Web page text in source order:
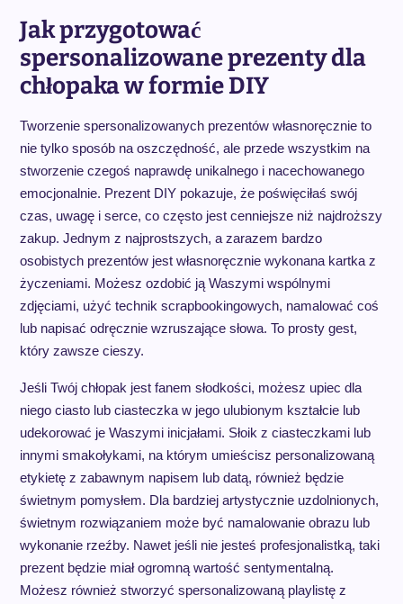
Jak przygotować
spersonalizowane prezenty dla
chłopaka w formie DIY
Tworzenie spersonalizowanych prezentów własnoręcznie to
nie tylko sposób na oszczędność, ale przede wszystkim na
stworzenie czegoś naprawdę unikalnego i nacechowanego
emocjonalnie. Prezent DIY pokazuje, że poświęciłaś swój
czas, uwagę i serce, co często jest cenniejsze niż najdroższy
zakup. Jednym z najprostszych, a zarazem bardzo
osobistych prezentów jest własnoręcznie wykonana kartka z
życzeniami. Możesz ozdobić ją Waszymi wspólnymi
zdjęciami, użyć technik scrapbookingowych, namalować coś
lub napisać odręcznie wzruszające słowa. To prosty gest,
który zawsze cieszy.
Jeśli Twój chłopak jest fanem słodkości, możesz upiec dla
niego ciasto lub ciasteczka w jego ulubionym kształcie lub
udekorować je Waszymi inicjałami. Słoik z ciasteczkami lub
innymi smakołykami, na którym umieścisz personalizowaną
etykietę z zabawnym napisem lub datą, również będzie
świetnym pomysłem. Dla bardziej artystycznie uzdolnionych,
świetnym rozwiązaniem może być namalowanie obrazu lub
wykonanie rzeźby. Nawet jeśli nie jesteś profesjonalistką, taki
prezent będzie miał ogromną wartość sentymentalną.
Możesz również stworzyć spersonalizowaną playlistę z